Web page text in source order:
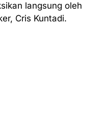
langsung oleh
Cris Kuntadi.